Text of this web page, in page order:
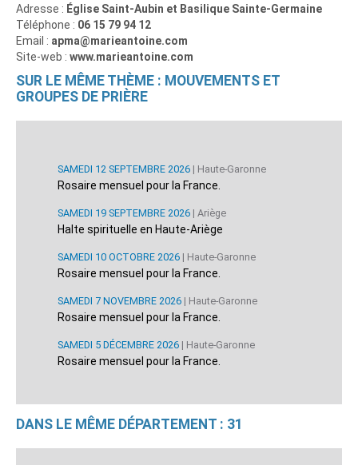
Adresse : Église Saint-Aubin et Basilique Sainte-Germaine
Téléphone : 06 15 79 94 12
Email : apma@marieantoine.com
Site-web : www.marieantoine.com
SUR LE MÊME THÈME : MOUVEMENTS ET
GROUPES DE PRIÈRE
SAMEDI 12 SEPTEMBRE 2026 | Haute-Garonne
Rosaire mensuel pour la France.
SAMEDI 19 SEPTEMBRE 2026 | Ariège
Halte spirituelle en Haute-Ariège
SAMEDI 10 OCTOBRE 2026 | Haute-Garonne
Rosaire mensuel pour la France.
SAMEDI 7 NOVEMBRE 2026 | Haute-Garonne
Rosaire mensuel pour la France.
SAMEDI 5 DÉCEMBRE 2026 | Haute-Garonne
Rosaire mensuel pour la France.
DANS LE MÊME DÉPARTEMENT : 31